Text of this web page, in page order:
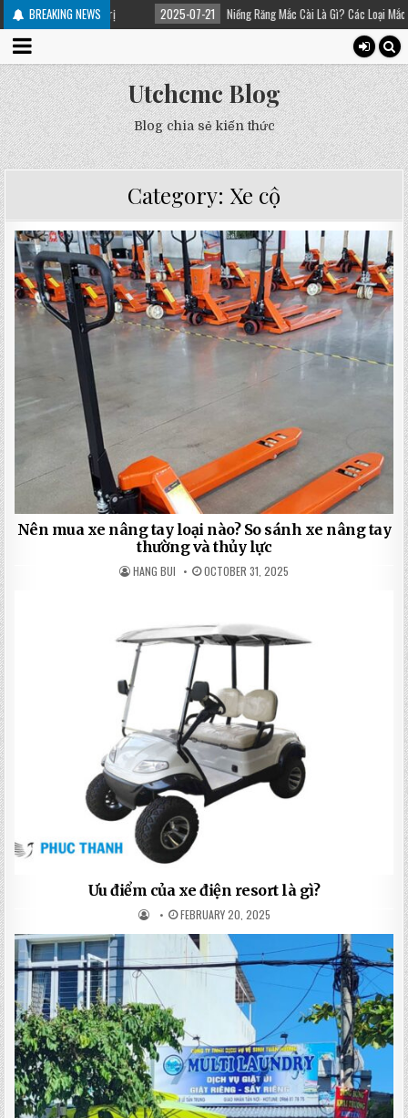
BREAKING NEWS
cách điều trị 2025-07-21 Niềng Răng Mắc Cài Là Gì? Các Loại Mắc Cài
Utchcmc Blog
Blog chia sẻ kiến thức
Category: Xe cộ
Nên mua xe nâng tay loại nào? So sánh xe nâng tay
thường và thủy lực
HANG BUI OCTOBER 31, 2025
Ưu điểm của xe điện resort là gì?
FEBRUARY 20, 2025